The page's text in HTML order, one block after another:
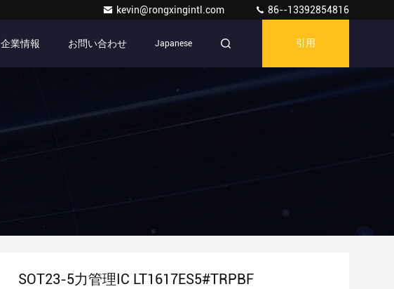
kevin@rongxingintl.com 86--13392854816
企業情報 お問い合わせ Japanese 引用
SOT23-5力管理IC LT1617ES5#TRPBF